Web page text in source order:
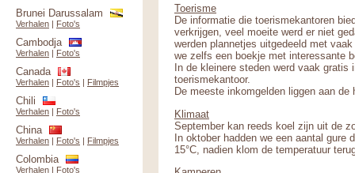
Toerisme
De informatie die toerismekantoren
verkrijgen, veel moeite werd er niet
werden plannetjes uitgedeeld met
we zelfs een boekje met interessante
In de kleinere steden werd vaak
toerismekantoor.
De meeste inkomgelden liggen aan
Klimaat
September kan reeds koel zijn uit de
In oktober hadden we een aantal gure
15°C, nadien klom de temperatuur
Brunei Darussalam
Verhalen | Foto's
Cambodja
Verhalen | Foto's
Canada
Verhalen | Foto's | Filmpjes
Chili
Verhalen | Foto's
China
Verhalen | Foto's | Filmpjes
Colombia
Verhalen | Foto's